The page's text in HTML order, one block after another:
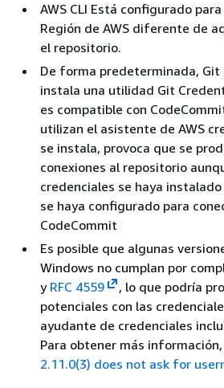
AWS CLI Está configurado
Región de AWS diferente de
el repositorio.
De forma predeterminada, Git
instala una utilidad Git
es compatible con
utilizan el asistente de AWS
se instala, provoca que se
conexiones al repositorio
credenciales se haya
se haya configurado para
CodeCommit
Es posible que algunas
Windows no cumplan por
y RFC 4559
, lo que podría
potenciales con las
ayudante de credenciales
Para obtener más
2.11.0(3) does not ask for